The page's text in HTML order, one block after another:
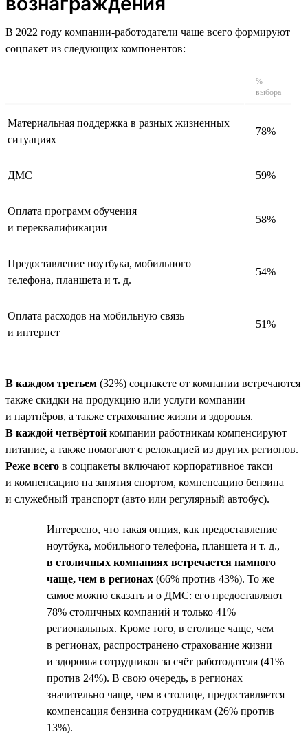
В 2022 году компании-работодатели чаще всего формируют
соцпакет из следующих компонентов:
%
выбора
Материальная поддержка в разных жизненных
ситуациях
78%
ДМС 59%
Оплата программ обучения
и переквалификации
58%
Предоставление ноутбука, мобильного
телефона, планшета и т. д.
54%
Оплата расходов на мобильную связь
и интернет
51%
В каждом третьем (32%) соцпакете от компании встречаются
также скидки на продукцию или услуги компании
и партнёров, а также страхование жизни и здоровья.
В каждой четвёртой компании работникам компенсируют
питание, а также помогают с релокацией из других регионов.
Реже всего в соцпакеты включают корпоративное такси
и компенсацию на занятия спортом, компенсацию бензина
и служебный транспорт (авто или регулярный автобус).
Интересно, что такая опция, как предоставление
ноутбука, мобильного телефона, планшета и т. д.,
в столичных компаниях встречается намного
чаще, чем в регионах (66% против 43%). То же
самое можно сказать и о ДМС: его предоставляют
78% столичных компаний и только 41%
региональных. Кроме того, в столице чаще, чем
в регионах, распространено страхование жизни
и здоровья сотрудников за счёт работодателя (41%
против 24%). В свою очередь, в регионах
значительно чаще, чем в столице, предоставляется
компенсация бензина сотрудникам (26% против
13%).